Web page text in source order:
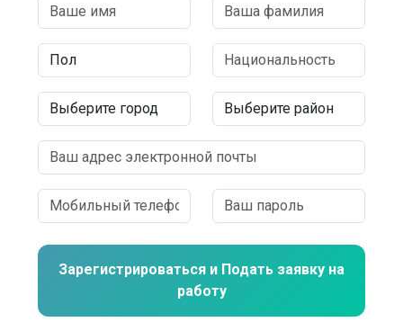
Зарегистрироваться и Подать заявку на
работу